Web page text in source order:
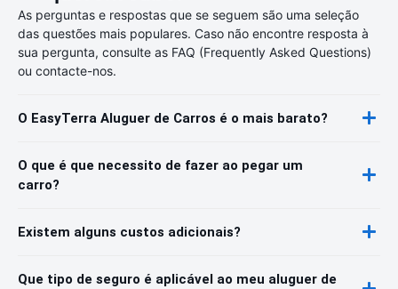
As perguntas e respostas que se seguem são uma seleção
das questões mais populares. Caso não encontre resposta à
sua pergunta, consulte as FAQ (Frequently Asked Questions)
ou contacte-nos.
O EasyTerra Aluguer de Carros é o mais barato?
O que é que necessito de fazer ao pegar um
carro?
Existem alguns custos adicionais?
Que tipo de seguro é aplicável ao meu aluguer de